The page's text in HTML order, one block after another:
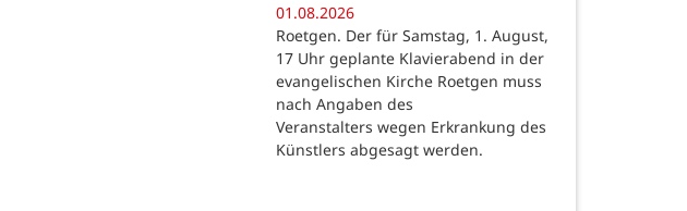
01.08.2026
Roetgen. Der für Samstag, 1. August,
17 Uhr geplante Klavierabend in der
evangelischen Kirche Roetgen muss
nach Angaben des
Veranstalters wegen Erkrankung des
Künstlers abgesagt werden.